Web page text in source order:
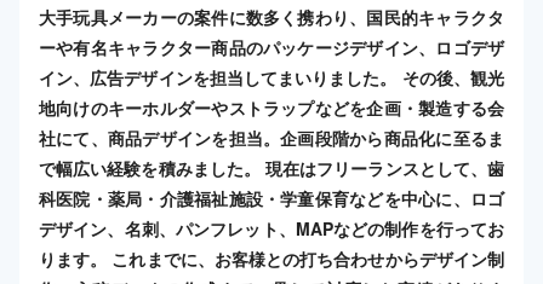
大手玩具メーカーの案件に数多く携わり、国民的キャラクタ
ーや有名キャラクター商品のパッケージデザイン、ロゴデザ
イン、広告デザインを担当してまいりました。 その後、観光
地向けのキーホルダーやストラップなどを企画・製造する会
社にて、商品デザインを担当。企画段階から商品化に至るま
で幅広い経験を積みました。 現在はフリーランスとして、歯
科医院・薬局・介護福祉施設・学童保育などを中心に、ロゴ
デザイン、名刺、パンフレット、MAPなどの制作を行ってお
ります。 これまでに、お客様との打ち合わせからデザイン制